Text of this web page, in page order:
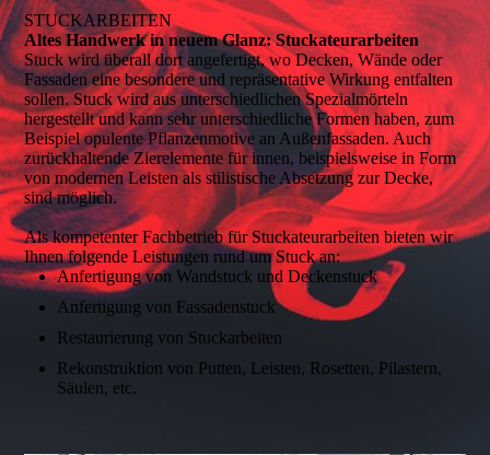
STUCKARBEITEN
Altes Handwerk in neuem Glanz: Stuckateurarbeiten
Stuck wird überall dort angefertigt, wo Decken, Wände oder
Fassaden eine besondere und repräsentative Wirkung entfalten
sollen. Stuck wird aus unterschiedlichen Spezialmörteln
hergestellt und kann sehr unterschiedliche Formen haben, zum
Beispiel opulente Pflanzenmotive an Außenfassaden. Auch
zurückhaltende Zierelemente für innen, beispielsweise in Form
von modernen Leisten als stilistische Absetzung zur Decke,
sind möglich.
Als kompetenter Fachbetrieb für Stuckateurarbeiten bieten wir
Ihnen folgende Leistungen rund um Stuck an:
Anfertigung von Wandstuck und Deckenstuck
Anfertigung von Fassadenstuck
Restaurierung von Stuckarbeiten
Rekonstruktion von Putten, Leisten, Rosetten, Pilastern,
Säulen, etc.